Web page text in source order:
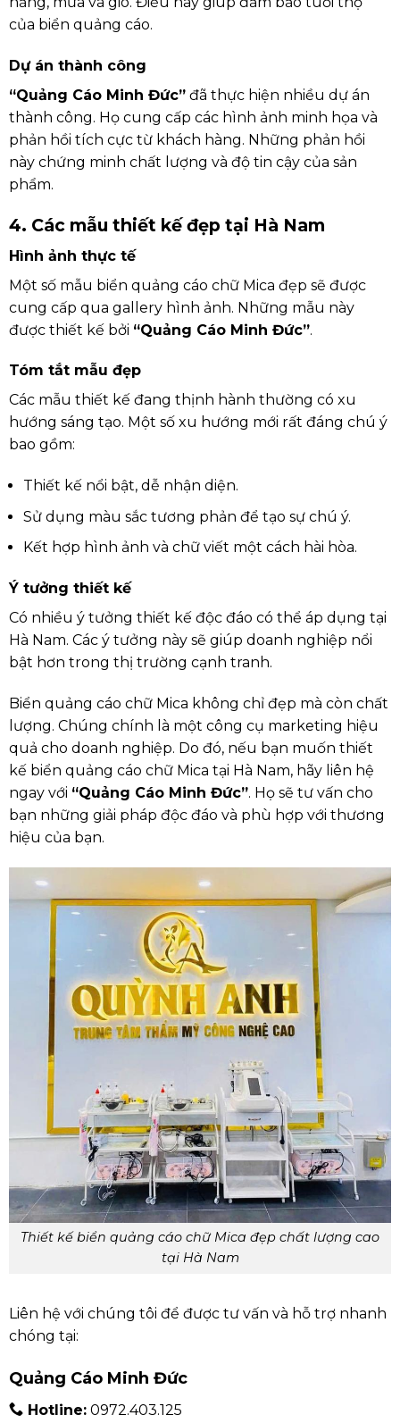
của biển quảng cáo.
Dự án thành công
“Quảng Cáo Minh Đức”đã thực hiện nhiều dự án
thành công. Họ cung cấp các hình ảnh minh họa và
phản hồi tích cực từ khách hàng. Những phản hồi
này chứng minh chất lượng và độ tin cậy của sản
phẩm.
4. Các mẫu thiết kế đẹp tại Hà Nam
Hình ảnh thực tế
Một số mẫu biển quảng cáo chữ Mica đẹp sẽ được
cung cấp qua gallery hình ảnh. Những mẫu này
được thiết kế bởi “Quảng Cáo Minh Đức”.
Tóm tắt mẫu đẹp
Các mẫu thiết kế đang thịnh hành thường có xu
hướng sáng tạo. Một số xu hướng mới rất đáng chú ý
bao gồm:
Thiết kế nổi bật, dễ nhận diện.
Sử dụng màu sắc tương phản để tạo sự chú ý.
Kết hợp hình ảnh và chữ viết một cách hài hòa.
Ý tưởng thiết kế
Có nhiều ý tưởng thiết kế độc đáo có thể áp dụng tại
Hà Nam. Các ý tưởng này sẽ giúp doanh nghiệp nổi
bật hơn trong thị trường cạnh tranh.
Biển quảng cáo chữ Mica không chỉ đẹp mà còn chất
lượng. Chúng chính là một công cụ marketing hiệu
quả cho doanh nghiệp. Do đó, nếu bạn muốn thiết
kế biển quảng cáo chữ Mica tại Hà Nam, hãy liên hệ
ngay với “Quảng Cáo Minh Đức”. Họ sẽ tư vấn cho
bạn những giải pháp độc đáo và phù hợp với thương
hiệu của bạn.
Thiết kế biển quảng cáo chữ Mica đẹp chất lượng cao
tại Hà Nam
Liên hệ với chúng tôi để được tư vấn và hỗ trợ nhanh
chóng tại:
Quảng Cáo Minh Đức
Hotline: 0972.403.125